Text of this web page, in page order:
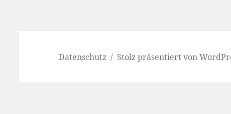
Datenschutz Stolz präsentiert von